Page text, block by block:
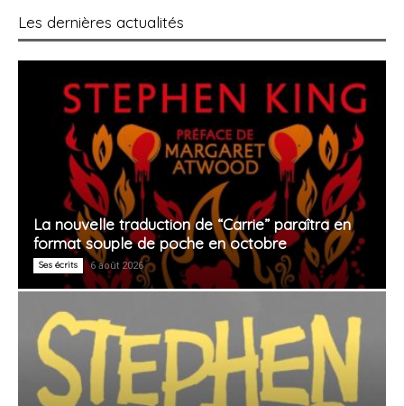
Les dernières actualités
La nouvelle traduction de “Carrie” paraîtra en
format souple de poche en octobre
Ses écrits 6 août 2026